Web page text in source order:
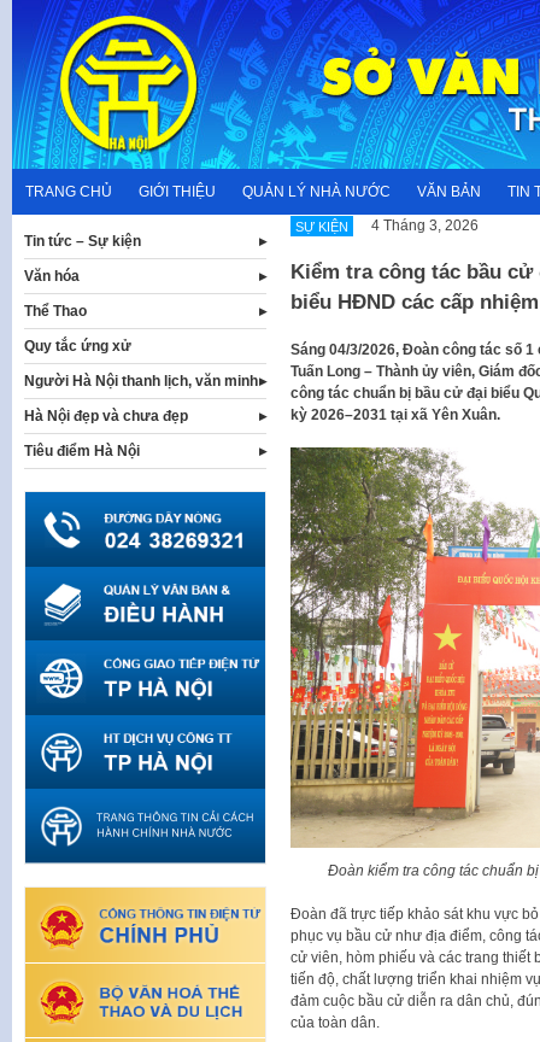
content
TRANG CHỦ GIỚI THIỆU QUẢN LÝ NHÀ NƯỚC VĂN BẢN TIN
SỰ KIỆN 4 Tháng 3, 2026
Kiểm tra công tác bầu cử
biểu HĐND các cấp
Sáng 04/3/2026, Đoàn công tác số
Tuấn Long – Thành ủy viên, Giám
công tác chuẩn bị bầu cử đại biểu
kỳ 2026–2031 tại xã Yên Xuân.
Đoàn kiểm tra công tác chuẩn
Đoàn đã trực tiếp khảo sát khu vực
phục vụ bầu cử như địa điểm, công
cử viên, hòm phiếu và các trang thiết
tiến độ, chất lượng triển khai nhiệm
đảm cuộc bầu cử diễn ra dân chủ,
của toàn dân.
Tin tức – Sự kiện
Văn hóa
Thể Thao
Quy tắc ứng xử
Người Hà Nội thanh lịch, văn minh
Hà Nội đẹp và chưa đẹp
Tiêu điểm Hà Nội